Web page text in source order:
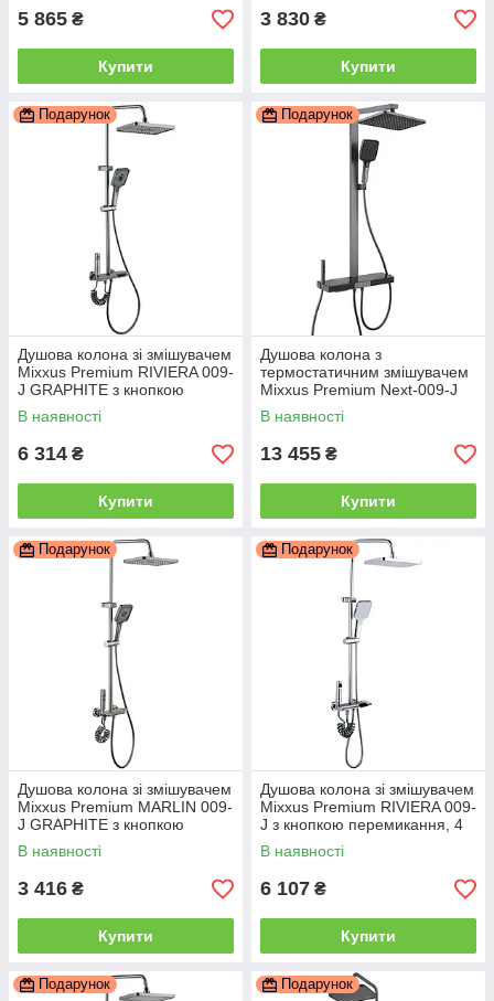
5 865 ₴
Купити
3 830 ₴
Купити
Подарунок
Душова колона зі змішувачем
Mixxus Premium RIVIERA 009-
J GRAPHITE з кнопкою
перемикання, 4 режими
(MI6835)
В наявності
6 314 ₴
Купити
Подарунок
Душова колона з
термостатичним змішувачем
Mixxus Premium Next-009-J
Graphite, 4 режими (MI6544)
В наявності
13 455 ₴
Купити
Подарунок
Душова колона зі змішувачем
Mixxus Premium MARLIN 009-
J GRAPHITE з кнопкою
перемикання, 4 режими
(MI6831)
В наявності
3 416 ₴
Купити
Подарунок
Душова колона зі змішувачем
Mixxus Premium RIVIERA 009-
J з кнопкою перемикання, 4
режими (MI6834)
В наявності
6 107 ₴
Купити
Подарунок Подарунок